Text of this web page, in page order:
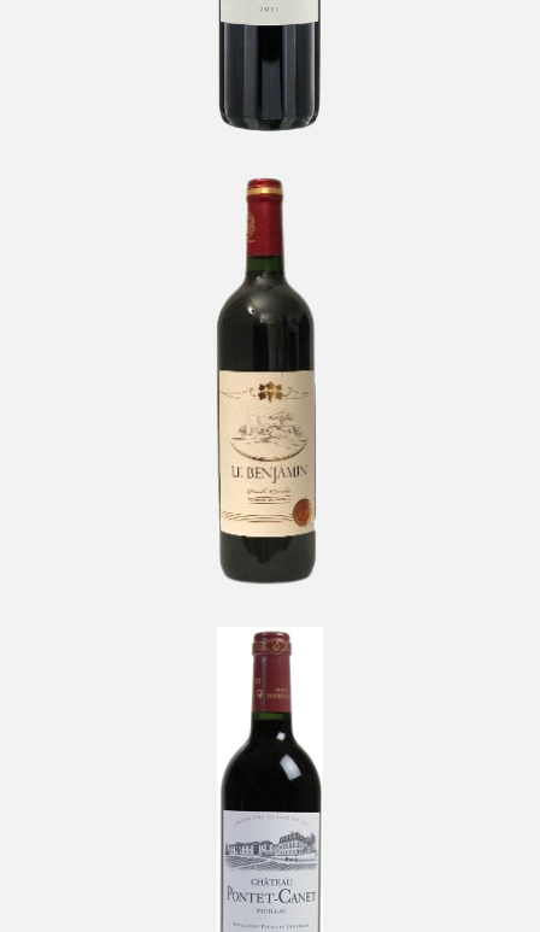
Le Benjamin Cuvée Excellor
-
Bordeaux
Château Pontet-Canet Grand Cru
Classé 1855
Pauillac